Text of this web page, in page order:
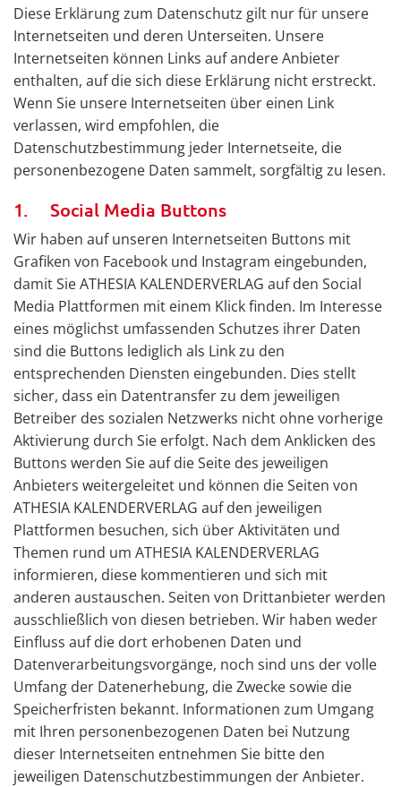
Diese Erklärung zum Datenschutz gilt nur für unsere
Internetseiten und deren Unterseiten. Unsere
Internetseiten können Links auf andere Anbieter
enthalten, auf die sich diese Erklärung nicht erstreckt.
Wenn Sie unsere Internetseiten über einen Link
verlassen, wird empfohlen, die
Datenschutzbestimmung jeder Internetseite, die
personenbezogene Daten sammelt, sorgfältig zu lesen.
1. Social Media Buttons
Wir haben auf unseren Internetseiten Buttons mit
Grafiken von Facebook und Instagram eingebunden,
damit Sie ATHESIA KALENDERVERLAG auf den Social
Media Plattformen mit einem Klick finden. Im Interesse
eines möglichst umfassenden Schutzes ihrer Daten
sind die Buttons lediglich als Link zu den
entsprechenden Diensten eingebunden. Dies stellt
sicher, dass ein Datentransfer zu dem jeweiligen
Betreiber des sozialen Netzwerks nicht ohne vorherige
Aktivierung durch Sie erfolgt. Nach dem Anklicken des
Buttons werden Sie auf die Seite des jeweiligen
Anbieters weitergeleitet und können die Seiten von
ATHESIA KALENDERVERLAG auf den jeweiligen
Plattformen besuchen, sich über Aktivitäten und
Themen rund um ATHESIA KALENDERVERLAG
informieren, diese kommentieren und sich mit
anderen austauschen. Seiten von Drittanbieter werden
ausschließlich von diesen betrieben. Wir haben weder
Einfluss auf die dort erhobenen Daten und
Datenverarbeitungsvorgänge, noch sind uns der volle
Umfang der Datenerhebung, die Zwecke sowie die
Speicherfristen bekannt. Informationen zum Umgang
mit Ihren personenbezogenen Daten bei Nutzung
dieser Internetseiten entnehmen Sie bitte den
jeweiligen Datenschutzbestimmungen der Anbieter.